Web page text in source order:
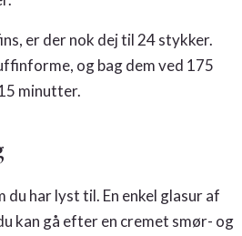
er der nok dej til 24 stykker.
og bag dem ved 175
minutter.
du har lyst til. En enkel glasur af
kan gå efter en cremet smør- og